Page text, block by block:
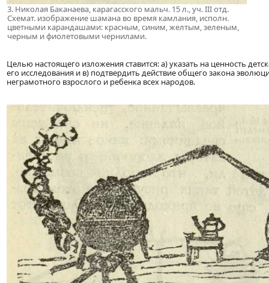
3. Николая Баканаева, карагасского мальч. 15 л., уч. III отд.
Схемат. изображение шамана во время камлания, исполн.
цветными карандашами: красным, синим, желтым, зеленым,
черным и фиолетовыми чернилами.
Целью настоящего изложения ставится: а) указать на ценность
его исследования и в) подтвердить действие общего закона
неграмотного взрослого и ребенка всех народов.